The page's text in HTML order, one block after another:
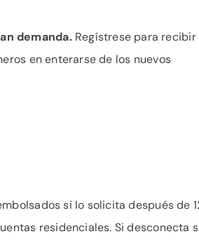
demanda.Regístrese para recibir
en enterarse de los nuevos
si lo solicita después de
residenciales. Si desconecta